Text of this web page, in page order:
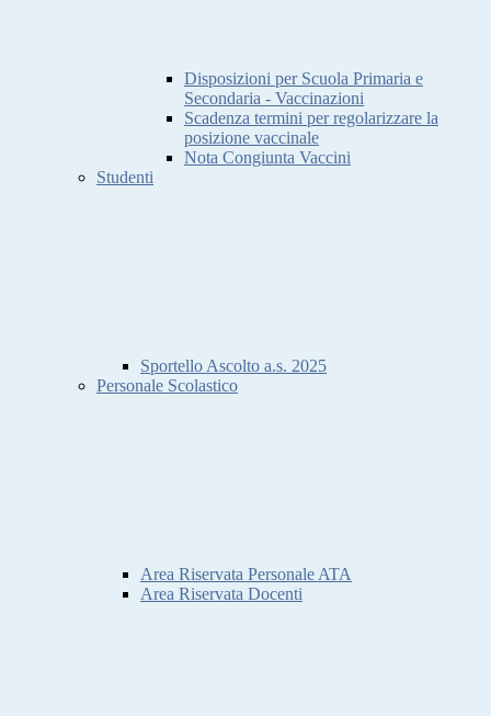
Disposizioni per Scuola Primaria e
Secondaria - Vaccinazioni
Scadenza termini per regolarizzare la
posizione vaccinale
Nota Congiunta Vaccini
Studenti
Sportello Ascolto a.s. 2025
Personale Scolastico
Area Riservata Personale ATA
Area Riservata Docenti